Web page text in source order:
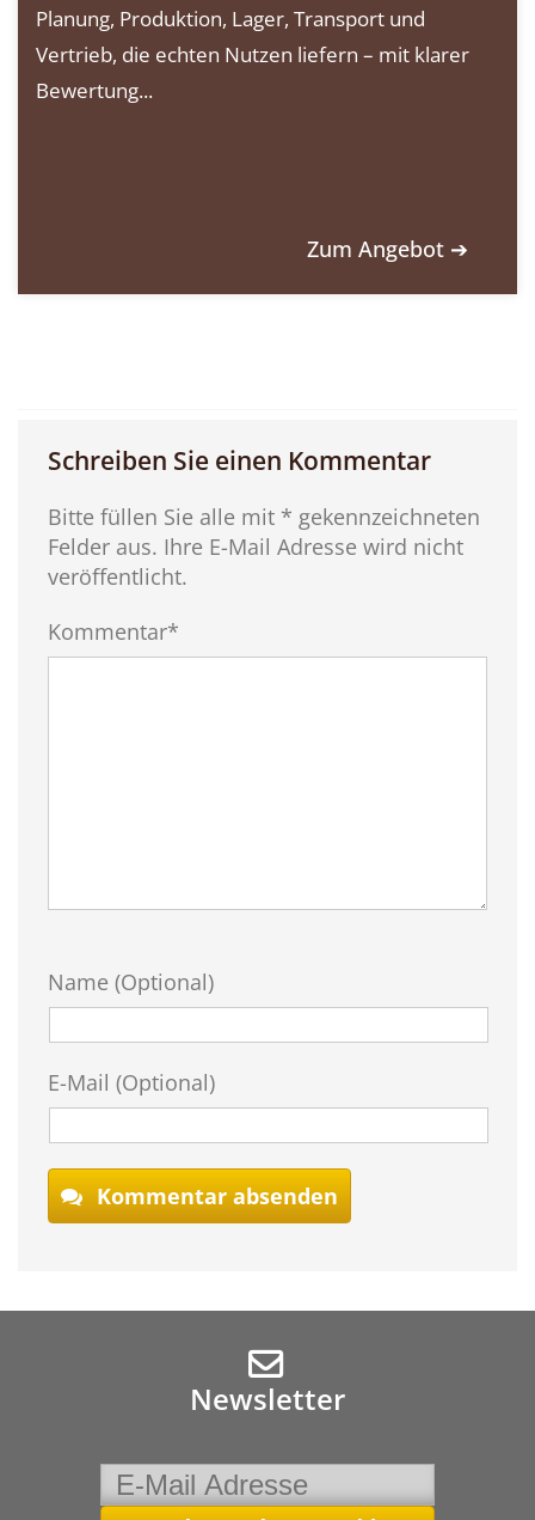
Planung, Produktion, Lager, Transport und
Vertrieb, die echten Nutzen liefern – mit klarer
Bewertung...
Zum Angebot ➔
Schreiben Sie einen Kommentar
Bitte füllen Sie alle mit * gekennzeichneten
Felder aus. Ihre E-Mail Adresse wird nicht
veröffentlicht.
Kommentar*
Name (Optional)
E-Mail (Optional)
Kommentar absenden
Newsletter